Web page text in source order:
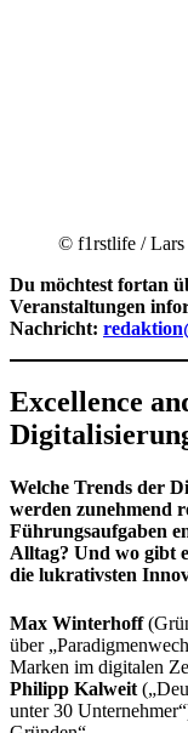
© f1rstlife / Lars
Du möchtest fortan
Veranstaltungen
Nachricht:
Excellence
Welche Trends der
werden zunehmend
Führungsaufgaben
Alltag? Und wo gibt
die lukrativsten
Max Winterhoff
über
Marken im digitalen
Philipp Kalweit
unter 30